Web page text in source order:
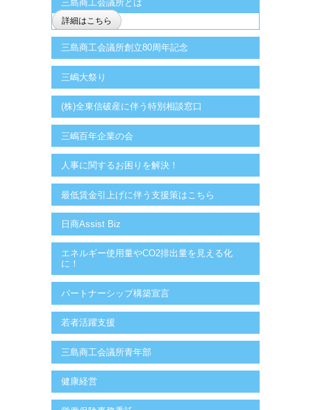
三島商工会議所とは
詳細はこちら
三島商工会議所創立80周年記念
三嶋大祭り
(株)全東信破産に伴う特別相談窓口
三嶋百年企業の会
人事に関するお困りを解決！
最低賃金引上げに伴う支援策はこちら
日商Assist Biz
エネルギー使用量やCO2排出量を見える化
に！
パートナーシップ構築宣言
若者活躍支援
三島商工会議所青年部
健康経営